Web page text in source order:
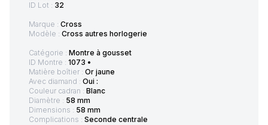
ID Lot : 32
Marque : Cross
Modèle : Cross autres horlogerie
Catégorie : Montre à gousset
ID Montre : 1073 •
Matière boîtier : Or jaune
Avec diamand : Oui :
Couleur cadran : Blanc
Diamètre : 58 mm
Dimensions : 58 mm
Complications : Seconde centrale